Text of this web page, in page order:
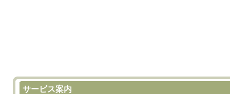
サービス案内